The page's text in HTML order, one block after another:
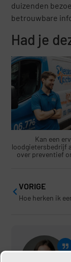
duizenden
betrouwbare
Had je
Kan een
loodgietersbedrijf
over preventief
VORIGE